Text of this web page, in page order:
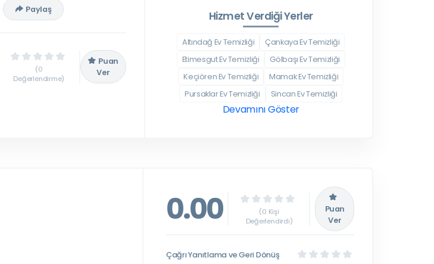
Paylaş
(0
Değerlendirme)
Puan
Ver
Hizmet Verdiği Yerler
Altındağ Ev Temizliği
Çankaya Ev Temizliği
Etimesgut Ev Temizliği
Gölbaşı Ev Temizliği
Keçiören Ev Temizliği
Mamak Ev Temizliği
Pursaklar Ev Temizliği
Sincan Ev Temizliği
Devamını Göster
0.00
(0 Kişi
Değerlendirdi)
Puan
Ver
Çağrı Yanıtlama ve Geri Dönüş